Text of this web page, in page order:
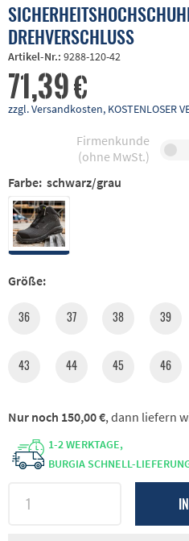
DREHVERSCHLUSS
Artikel-Nr.: 9288-120-42
71,39 €
zzgl. Versandkosten, KOSTENLOSER
Firmenkunde
(ohne MwSt.)
Farbe: schwarz/grau
Größe:
36 37 38 39
43 44 45 46
1-2 WERKTAGE,
BURGIA SCHNELL-
Nur noch 150,00 €, dann liefern